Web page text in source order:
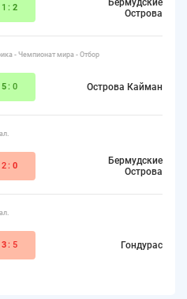
1: 2
Бермудские
Острова
- Чемпионат мира - Отбор
5:0 Острова Кайман
2: 0
Бермудские
Острова
3:5 Гондурас